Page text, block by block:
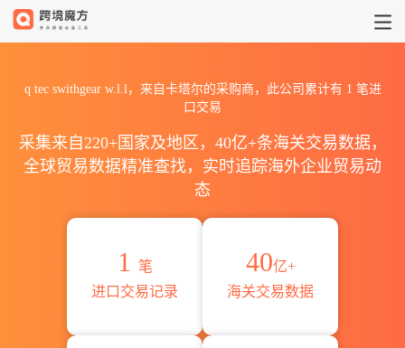
q tec swithgear w.l.l，来自卡塔尔的采购商，此公司累计有 1 笔进
口交易
采集来自220+国家及地区，40亿+条海关交易数据，
全球贸易数据精准查找，实时追踪海外企业贸易动
态
1
笔
进口交易记录
40亿+
海关交易数据